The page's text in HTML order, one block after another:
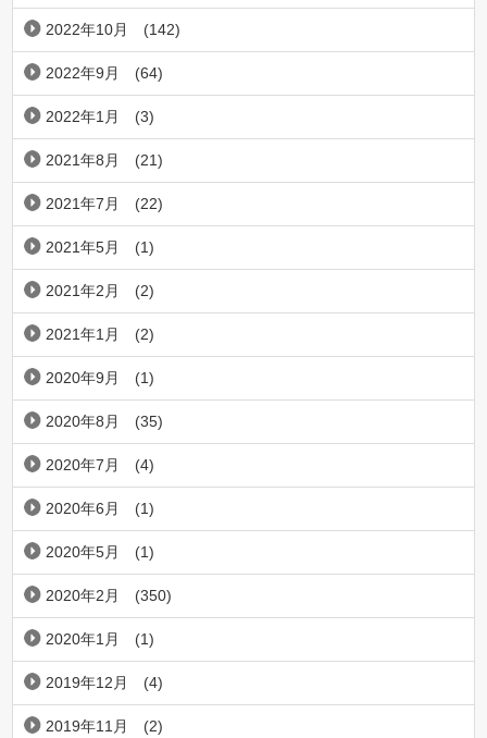
2022年10月 (142)
2022年9月 (64)
2022年1月 (3)
2021年8月 (21)
2021年7月 (22)
2021年5月 (1)
2021年2月 (2)
2021年1月 (2)
2020年9月 (1)
2020年8月 (35)
2020年7月 (4)
2020年6月 (1)
2020年5月 (1)
2020年2月 (350)
2020年1月 (1)
2019年12月 (4)
2019年11月 (2)